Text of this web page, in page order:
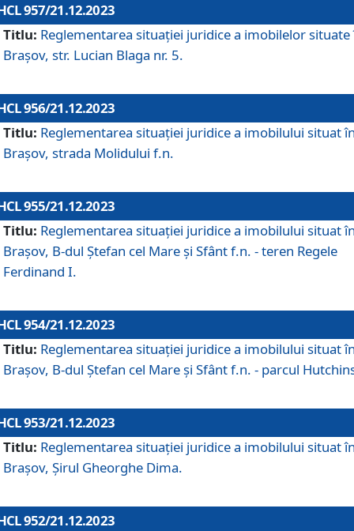
957/21.12.2023
Titlu: Reglementarea situației juridice a imobilelor situate
Brașov, str. Lucian Blaga nr. 5.
956/21.12.2023
Titlu: Reglementarea situației juridice a imobilului situat
Brașov, strada Molidului f.n.
955/21.12.2023
Titlu: Reglementarea situației juridice a imobilului situat
Brașov, B-dul Ștefan cel Mare și Sfânt f.n. - teren Regele
Ferdinand I.
954/21.12.2023
Titlu: Reglementarea situației juridice a imobilului situat
Brașov, B-dul Ștefan cel Mare și Sfânt f.n. - parcul
953/21.12.2023
Titlu: Reglementarea situației juridice a imobilului situat
Brașov, Șirul Gheorghe Dima.
952/21.12.2023